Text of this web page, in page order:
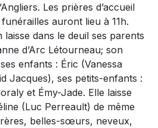
Les prières d’accueil
auront lieu à 11h.
laisse dans le deuil ses parents
d’Arc Létourneau; son
enfants : Éric (Vanessa
Jacques), ses petits-enfants :
et Émy-Jade. Elle laisse
(Luc Perreault) de même
belles-sœurs, neveux,